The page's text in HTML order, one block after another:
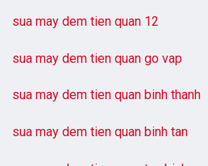
sua may dem tien quan 12
sua may dem tien quan go vap
sua may dem tien quan binh thanh
sua may dem tien quan binh tan